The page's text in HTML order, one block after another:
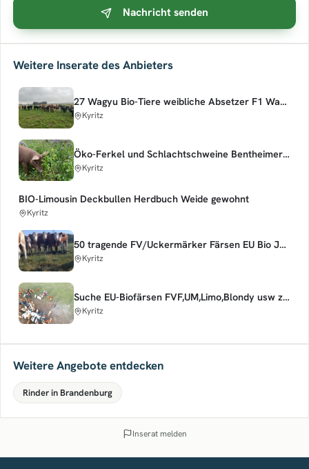
Nachricht senden
Weitere Inserate des Anbieters
27 Wagyu Bio-Tiere weibliche Absetzer F1 Wagyu x Milchfleckvieh
Kyritz
Öko-Ferkel und Schlachtschweine Bentheimer Duroc Sattelschwein
Kyritz
BIO-Limousin Deckbullen Herdbuch Weide gewohnt
Kyritz
50 tragende FV/Uckermärker Färsen EU Bio Jan.-April kalbend
Kyritz
Suche EU-Biofärsen FVF,UM,Limo,Blondy usw zur Weitermast ab 240kg mind. 800 gr/tag
Kyritz
Weitere Angebote entdecken
Rinder in Brandenburg
Inserat melden